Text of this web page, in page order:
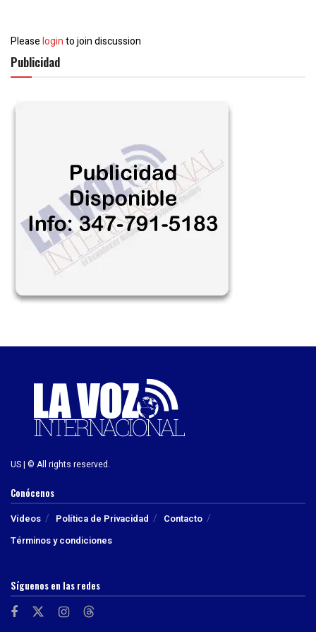
Pleaseloginto join discussion
Publicidad
US | © All rights reserved.
Conócenos
Vídeos Política de Privacidad
Contacto
Términos y condiciones
Síguenos en las redes